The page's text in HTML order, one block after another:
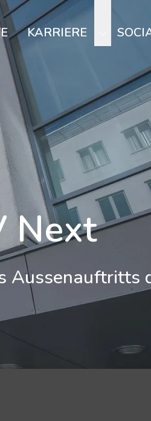
KARRIERE
Next
Aussenauftritts